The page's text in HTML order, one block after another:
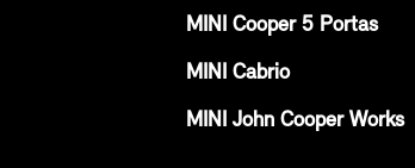
MINI Cooper 5 Portas
MINI Cabrio
MINI John Cooper Works